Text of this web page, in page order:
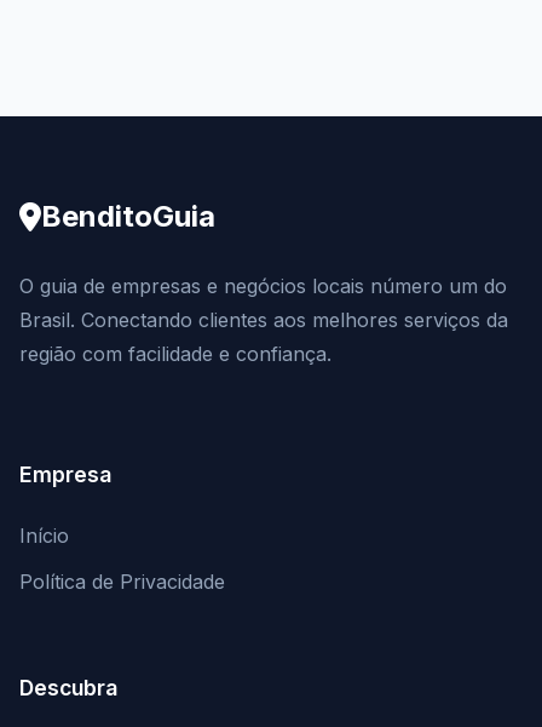
BenditoGuia
O guia de empresas e negócios locais número um do
Brasil. Conectando clientes aos melhores serviços da
região com facilidade e confiança.
Empresa
Início
Política de Privacidade
Descubra